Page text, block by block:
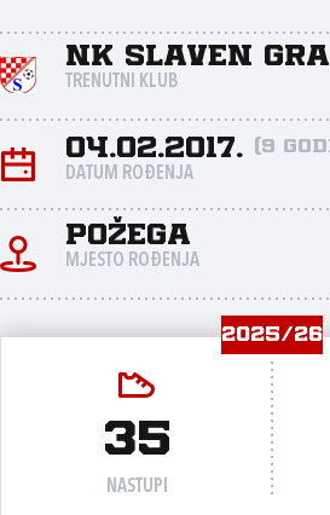
NK Slaven
TRENUTNI KLUB
04.02.2017. (9
DATUM ROĐENJA
Požega
MJESTO ROĐENJA
2025/26
35
NASTUPI